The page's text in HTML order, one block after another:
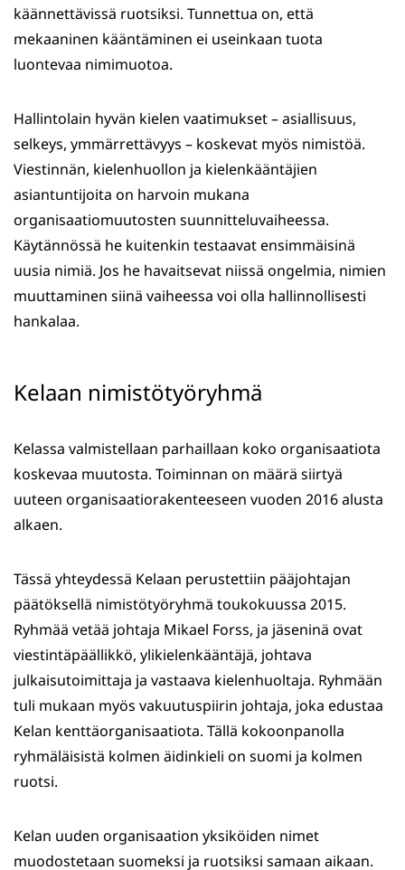
käännettävissä ruotsiksi. Tunnettua on, että
mekaaninen kääntäminen ei useinkaan tuota
luontevaa nimimuotoa.
Hallintolain hyvän kielen vaatimukset – asiallisuus,
selkeys, ymmärrettävyys – koskevat myös nimistöä.
Viestinnän, kielenhuollon ja kielenkääntäjien
asiantuntijoita on harvoin mukana
organisaatiomuutosten suunnitteluvaiheessa.
Käytännössä he kuitenkin testaavat ensimmäisinä
uusia nimiä. Jos he havaitsevat niissä ongelmia, nimien
muuttaminen siinä vaiheessa voi olla hallinnollisesti
hankalaa.
Kelaan nimistötyöryhmä
Kelassa valmistellaan parhaillaan koko organisaatiota
koskevaa muutosta. Toiminnan on määrä siirtyä
uuteen organisaatiorakenteeseen vuoden 2016 alusta
alkaen.
Tässä yhteydessä Kelaan perustettiin pääjohtajan
päätöksellä nimistötyöryhmä toukokuussa 2015.
Ryhmää vetää johtaja Mikael Forss, ja jäseninä ovat
viestintäpäällikkö, ylikielenkääntäjä, johtava
julkaisutoimittaja ja vastaava kielenhuoltaja. Ryhmään
tuli mukaan myös vakuutuspiirin johtaja, joka edustaa
Kelan kenttäorganisaatiota. Tällä kokoonpanolla
ryhmäläisistä kolmen äidinkieli on suomi ja kolmen
ruotsi.
Kelan uuden organisaation yksiköiden nimet
muodostetaan suomeksi ja ruotsiksi samaan aikaan.